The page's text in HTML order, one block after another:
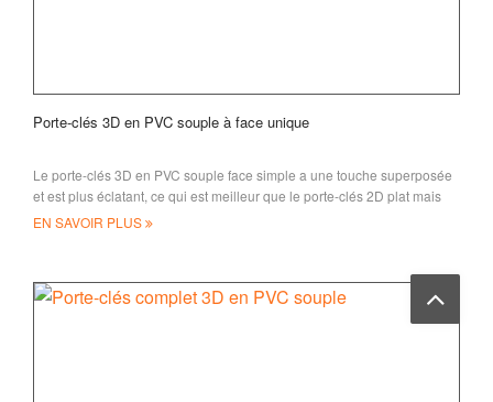
Porte-clés 3D en PVC souple à face unique
Le porte-clés 3D en PVC souple face simple a une touche superposée
et est plus éclatant, ce qui est meilleur que le porte-clés 2D plat mais
moins cher que le Ful
EN SAVOIR PLUS